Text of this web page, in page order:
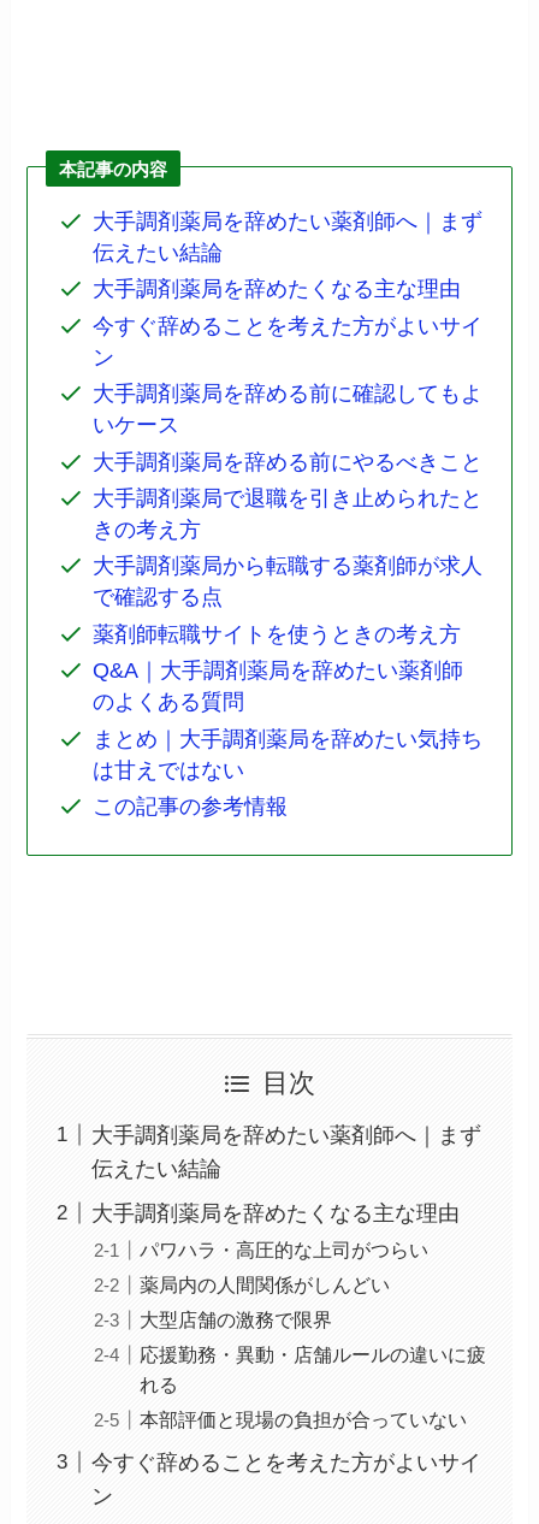
本記事の内容
大手調剤薬局を辞めたい薬剤師へ｜まず
伝えたい結論
大手調剤薬局を辞めたくなる主な理由
今すぐ辞めることを考えた方がよいサイ
ン
大手調剤薬局を辞める前に確認してもよ
いケース
大手調剤薬局を辞める前にやるべきこと
大手調剤薬局で退職を引き止められたと
きの考え方
大手調剤薬局から転職する薬剤師が求人
で確認する点
薬剤師転職サイトを使うときの考え方
Q&A｜大手調剤薬局を辞めたい薬剤師
のよくある質問
まとめ｜大手調剤薬局を辞めたい気持ち
は甘えではない
この記事の参考情報
目次
大手調剤薬局を辞めたい薬剤師へ｜まず
伝えたい結論
大手調剤薬局を辞めたくなる主な理由
パワハラ・高圧的な上司がつらい
薬局内の人間関係がしんどい
大型店舗の激務で限界
応援勤務・異動・店舗ルールの違いに疲
れる
本部評価と現場の負担が合っていない
今すぐ辞めることを考えた方がよいサイ
ン